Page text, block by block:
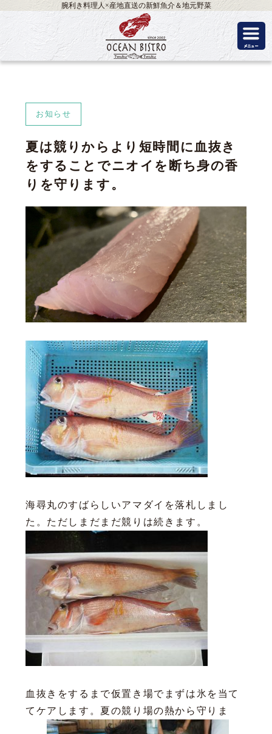
腕利き料理人×産地直送の新鮮魚介＆地元野菜
お知らせ
夏は競りからより短時間に血抜き
をすることでニオイを断ち身の香
りを守ります。
海尋丸のすばらしいアマダイを落札しまし
た。ただしまだまだ競りは続きます。
血抜きをするまで仮置き場でまずは氷を当て
てケアします。夏の競り場の熱から守りま